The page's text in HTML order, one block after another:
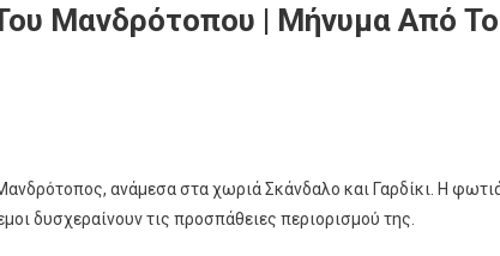
Μανδρότοπου | Μήνυμα Από Το
ανάμεσα στα χωριά Σκάνδαλο και Γαρδίκι. Η
δυσχεραίνουν τις προσπάθειες περιορισμού της.